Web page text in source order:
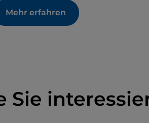
Mehr erfahren
Sie